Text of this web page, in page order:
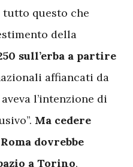
tutto questo che
della
sull’erba a partire
affiancati da
l’intenzione di
Ma cedere
dovrebbe
a Torino,